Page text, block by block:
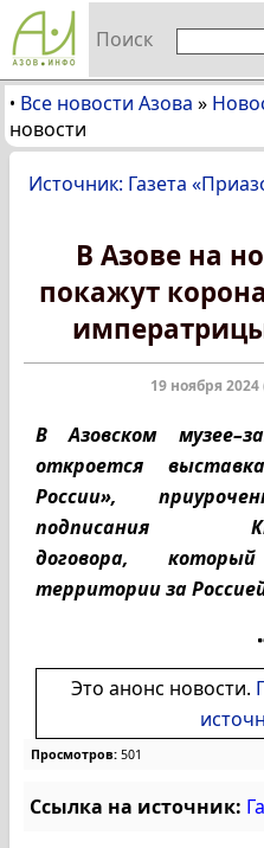
Поиск
• Все новости Азова »
новости
Источник: Газета
В Азове на
покажут
19 ноября
В Азовском
откроется
России»,
подписания
договора,
территории за
Это анонс новости.
Просмотров: 501
Ссылка на источник: